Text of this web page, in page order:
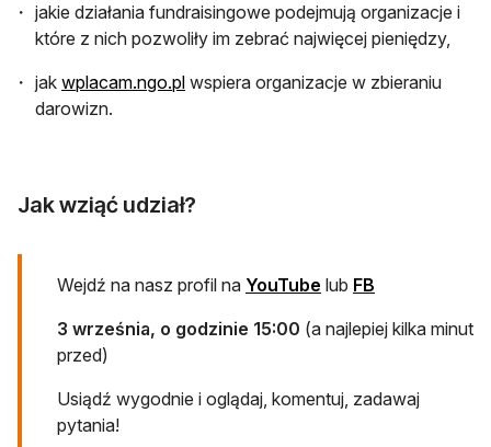
jakie działania fundraisingowe podejmują organizacje i
które z nich pozwoliły im zebrać najwięcej pieniędzy,
jak wplacam.ngo.pl wspiera organizacje w zbieraniu
darowizn.
Jak wziąć udział?
Wejdź na nasz profil na YouTube otwiera się w nowej
lub FB
3 września, o godzinie 15:00 (a najlepiej kilka minut
przed)
Usiądź wygodnie i oglądaj, komentuj, zadawaj
pytania!